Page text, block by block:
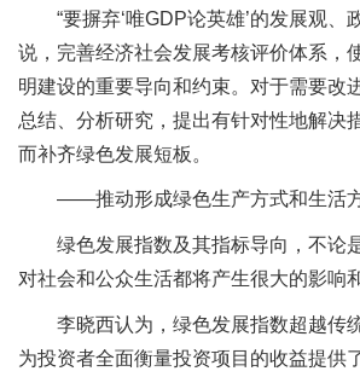
“要摒弃‘唯GDP论英雄’的发展观、
说，完善经济社会发展考核评价体系，
明建设的重要导向和约束。对于需要改
总结、分析研究，提出有针对性地解决
而补齐绿色发展短板。
——推动形成绿色生产方式和生活方
绿色发展指数及其指标导向，不论
对社会和公众生活都将产生很大的影响
李晓西认为，绿色发展指数超越传
为投资者全面衡量投资项目的收益提供